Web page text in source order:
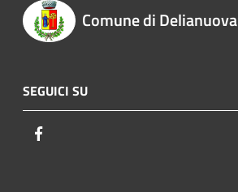
Comune di Delianuova
SEGUICI SU